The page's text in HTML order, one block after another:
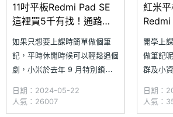
11吋平板Redmi Pad SE
這裡買5千有找！通路最
低價格一次看(2024.5)
如果只想要上課時簡單做個筆
記，平時休閒時候可以輕鬆追個
劇，小米於去年 9 月特別鎖定
有 11 吋 90Hz 大螢幕的 Redmi
Pad SE 平板電腦，不僅配置
日期：2024-05-22
人氣：26007
紅米平
Redmi
價格整
開學上
做筆記
群及小
90Hz
日期：
人氣：